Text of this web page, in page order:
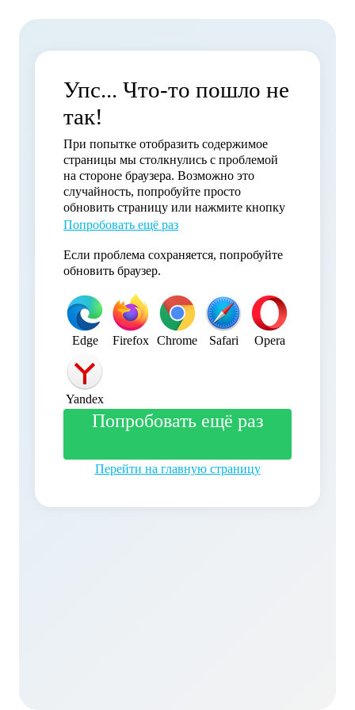
Упс... Что-то пошло не
так!
При попытке отобразить содержимое
страницы мы столкнулись с проблемой
на стороне браузера. Возможно это
случайность, попробуйте просто
обновить страницу или нажмите кнопку
Попробовать ещё раз
Если проблема сохраняется, попробуйте
обновить браузер.
Edge Firefox Chrome Safari Opera
Yandex
Попробовать ещё раз
Перейти на главную страницу